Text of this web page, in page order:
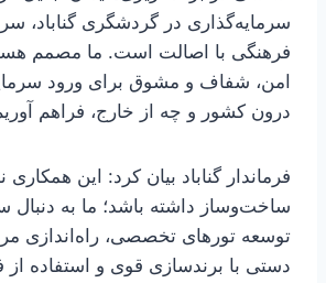
سرمایه‌گذاری در گردشگری گناباد،
فرهنگی با اصالت است. ما مصمم
امن، شفاف و مشوق برای ورود
درون کشور و چه از خارج، فراهم
فرماندار گناباد بیان کرد: این همکاری
ساخت‌وساز داشته باشد؛ ما به دنبال
توسعه تورهای تخصصی، راه‌اندازی
دستی با برندسازی قوی و استفاده از